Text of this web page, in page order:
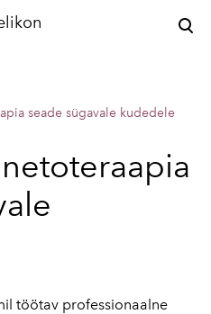
seade sügavale kudedele
töötav professionaalne